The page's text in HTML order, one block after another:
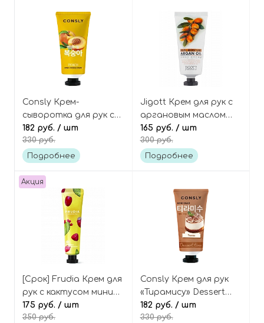
Consly Крем-
сыворотка для рук с
экстрактом персика
Hand essence cream
peach
182 руб. / шт
330 руб.
Подробнее
Jigott Крем для рук с
аргановым маслом
Real moisture argan oil
hand cream
165 руб. / шт
300 руб.
Подробнее
Акция
[Срок] Frudia Крем для
рук с кактусом мини
My orchard cactus
hand cream mini
175 руб. / шт
350 руб.
Consly Крем для рук
«Тирамису» Dessert
time tiramisu hand
cream
182 руб. / шт
330 руб.